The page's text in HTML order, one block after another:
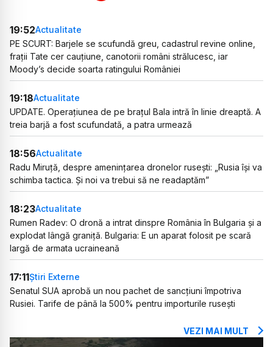
19:52Actualitate
PE SCURT: Barjele se scufundă greu, cadastrul revine online,
frații Tate cer cauțiune, canotorii români strălucesc, iar
Moody’s decide soarta ratingului României
19:18Actualitate
UPDATE. Operațiunea de pe brațul Bala intră în linie dreaptă. A
treia barjă a fost scufundată, a patra urmează
18:56Actualitate
Radu Miruță, despre amenințarea dronelor rusești: „Rusia își va
schimba tactica. Și noi va trebui să ne readaptăm”
18:23Actualitate
Rumen Radev: O dronă a intrat dinspre România în Bulgaria și a
explodat lângă graniță. Bulgaria: E un aparat folosit pe scară
largă de armata ucraineană
17:11Știri Externe
Senatul SUA aprobă un nou pachet de sancțiuni împotriva
Rusiei. Tarife de până la 500% pentru importurile rusești
VEZI MAI MULT